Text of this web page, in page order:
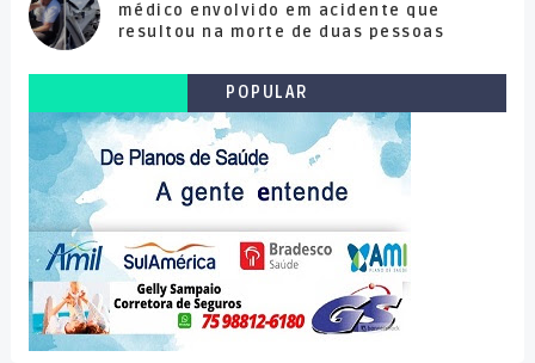
médico envolvido em acidente que
resultou na morte de duas pessoas
POPULAR